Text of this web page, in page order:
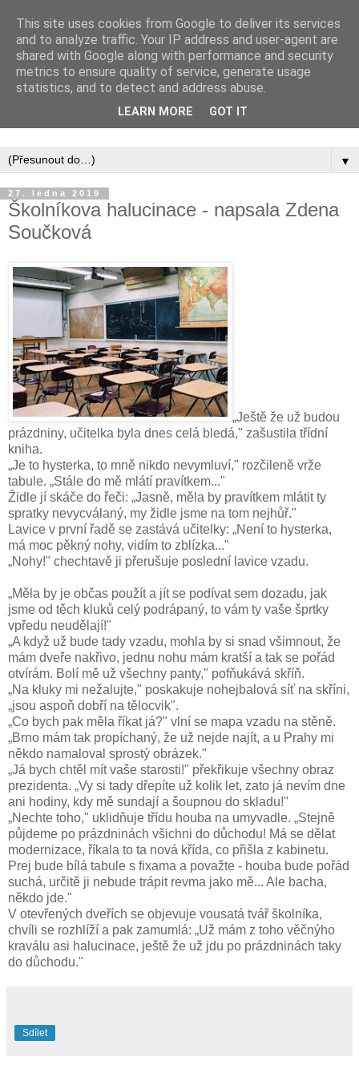
Inspirujte se tím, co píší posluchači kurzů a co se na nich
▼
27. ledna 2019
Školníkova halucinace - napsala Zdena
Součková
„Ještě že už budou
prázdniny, učitelka byla dnes celá bledá," zašustila třídní
kniha.
„Je to hysterka, to mně nikdo nevymluví," rozčileně vrže
tabule. „Stále do mě mlátí pravítkem..."
Židle jí skáče do řeči: „Jasně, měla by pravítkem mlátit ty
spratky nevycválaný, my židle jsme na tom nejhůř."
Lavice v první řadě se zastává učitelky: „Není to hysterka,
má moc pěkný nohy, vidím to zblízka..."
„Nohy!" chechtavě ji přerušuje poslední lavice vzadu.
„Měla by je občas použít a jít se podívat sem dozadu, jak
jsme od těch kluků celý podrápaný, to vám ty vaše šprtky
vpředu neudělají!"
„A když už bude tady vzadu, mohla by si snad všimnout, že
mám dveře nakřivo, jednu nohu mám kratší a tak se pořád
otvírám. Bolí mě už všechny panty," pofňukává skříň.
„Na kluky mi nežalujte," poskakuje nohejbalová síť na skříni,
„jsou aspoň dobří na tělocvik".
„Co bych pak měla říkat já?" vlní se mapa vzadu na stěně.
„Brno mám tak propíchaný, že už nejde najít, a u Prahy mi
někdo namaloval sprostý obrázek."
„Já bych chtěl mít vaše starosti!" překřikuje všechny obraz
prezidenta. „Vy si tady dřepíte už kolik let, zato já nevím dne
ani hodiny, kdy mě sundají a šoupnou do skladu!"
„Nechte toho," uklidňuje třídu houba na umyvadle. „Stejně
půjdeme po prázdninách všichni do důchodu! Má se dělat
modernizace, říkala to ta nová křída, co přišla z kabinetu.
Prej bude bílá tabule s fixama a považte - houba bude pořád
suchá, určitě ji nebude trápit revma jako mě... Ale bacha,
někdo jde."
V otevřených dveřích se objevuje vousatá tvář školníka,
chvíli se rozhlíží a pak zamumlá: „Už mám z toho věčnýho
kraválu asi halucinace, ještě že už jdu po prázdninách taky
do důchodu."
Sdílet
This site uses cookies from Google to deliver its services
and to analyze traffic. Your IP address and user-agent are
shared with Google along with performance and security
metrics to ensure quality of service, generate usage
statistics, and to detect and address abuse.
LEARN MORE GOT IT